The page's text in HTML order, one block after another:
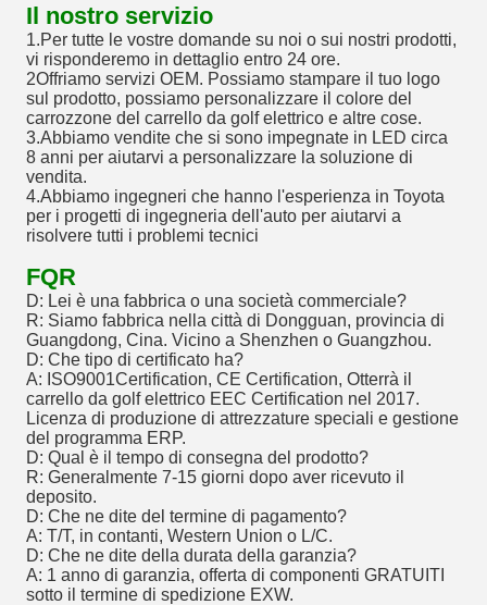
Il nostro servizio
1.Per tutte le vostre domande su noi o sui nostri prodotti,
vi risponderemo in dettaglio entro 24 ore.
2Offriamo servizi OEM. Possiamo stampare il tuo logo
sul prodotto, possiamo personalizzare il colore del
carrozzone del carrello da golf elettrico e altre cose.
3.Abbiamo vendite che si sono impegnate in LED circa
8 anni per aiutarvi a personalizzare la soluzione di
vendita.
4.Abbiamo ingegneri che hanno l'esperienza in Toyota
per i progetti di ingegneria dell'auto per aiutarvi a
risolvere tutti i problemi tecnici
FQR
D: Lei è una fabbrica o una società commerciale?
R: Siamo fabbrica nella città di Dongguan, provincia di
Guangdong, Cina. Vicino a Shenzhen o Guangzhou.
D: Che tipo di certificato ha?
A: ISO9001Certification, CE Certification, Otterrà il
carrello da golf elettrico EEC Certification nel 2017.
Licenza di produzione di attrezzature speciali e gestione
del programma ERP.
D: Qual è il tempo di consegna del prodotto?
R: Generalmente 7-15 giorni dopo aver ricevuto il
deposito.
D: Che ne dite del termine di pagamento?
A: T/T, in contanti, Western Union o L/C.
D: Che ne dite della durata della garanzia?
A: 1 anno di garanzia, offerta di componenti GRATUITI
sotto il termine di spedizione EXW.